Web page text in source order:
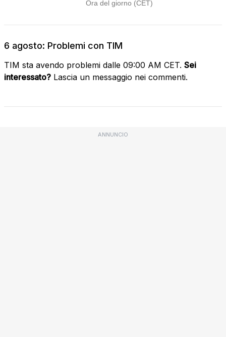
6 agosto: Problemi con TIM
TIM sta avendo problemi dalle 09:00 AM CET. Sei
interessato? Lascia un messaggio nei commenti.
ANNUNCIO